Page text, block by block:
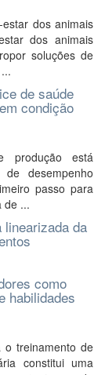
dos animais
dos animais
soluções de
de saúde
condição
produção está
desempenho
passo para
de ...
linearizada da
como
habilidades
o treinamento de
constitui uma